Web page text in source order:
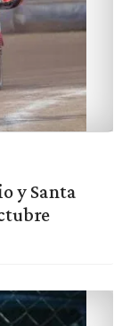
y Santa